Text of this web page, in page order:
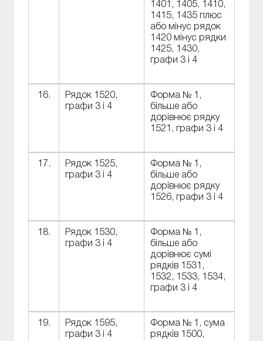
1401, 1405, 1410,
1415, 1435 плюс
або мінус рядок
1420 мінус рядки
1425, 1430,
графи 3 і 4
16.
Рядок 1520,
графи 3 і 4
Форма № 1,
більше або
дорівнює рядку
1521, графи 3 і 4
17.
Рядок 1525,
графи 3 і 4
Форма № 1,
більше або
дорівнює рядку
1526, графи 3 і 4
18.
Рядок 1530,
графи 3 і 4
Форма № 1,
більше або
дорівнює сумі
рядків 1531,
1532, 1533, 1534,
графи 3 і 4
19.
Рядок 1595,
графи 3 і 4
Форма № 1, сума
рядків 1500,